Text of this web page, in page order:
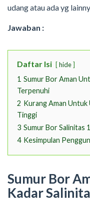
udang atau ada yg
Jawaban :
Daftar Isi hide
1 Sumur Bor Aman
Terpenuhi
2 Kurang Aman Untuk
Tinggi
3 Sumur Bor Salinitas
4 Kesimpulan
Sumur Bor
Kadar